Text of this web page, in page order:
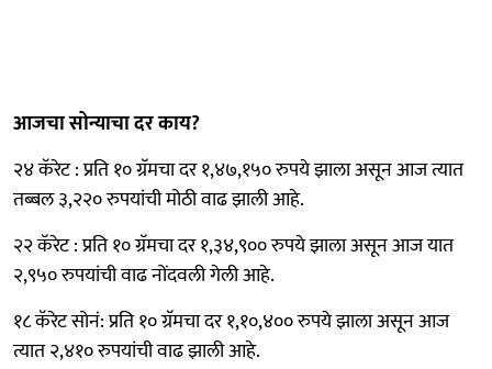
आजचा सोन्याचा दर काय?
२४ कॅरेट : प्रति १० ग्रॅमचा दर १,४७,१५० रुपये झाला असून आज त्यात
तब्बल ३,२२० रुपयांची मोठी वाढ झाली आहे.
२२ कॅरेट : प्रति १० ग्रॅमचा दर १,३४,९०० रुपये झाला असून आज यात
२,९५० रुपयांची वाढ नोंदवली गेली आहे.
१८ कॅरेट सोनं: प्रति १० ग्रॅमचा दर १,१०,४०० रुपये झाला असून आज
त्यात २,४१० रुपयांची वाढ झाली आहे.